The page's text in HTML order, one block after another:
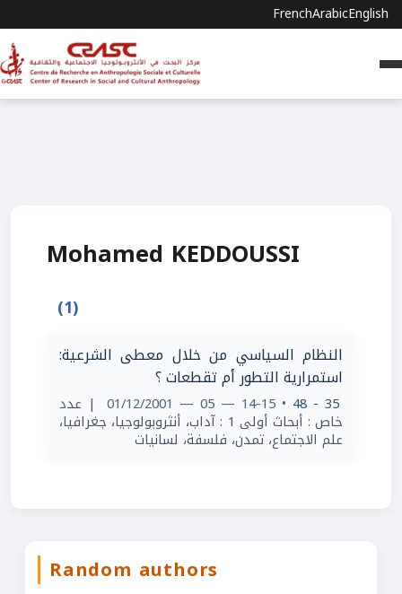
FrenchArabicEnglish
Mohamed KEDDOUSSI
(1)
النظام السياسي من خلال معطى الشرعية:
استمرارية التطور أم تقطعات ؟
35 - 48
• 14-15 — 05 — 01/12/2001 | عدد
خاص : أبحاث أولى 1 : آداب، أنثروبولوجيا، جغرافيا،
علم الاجتماع، تمدن، فلسفة، لسانيات
Random authors